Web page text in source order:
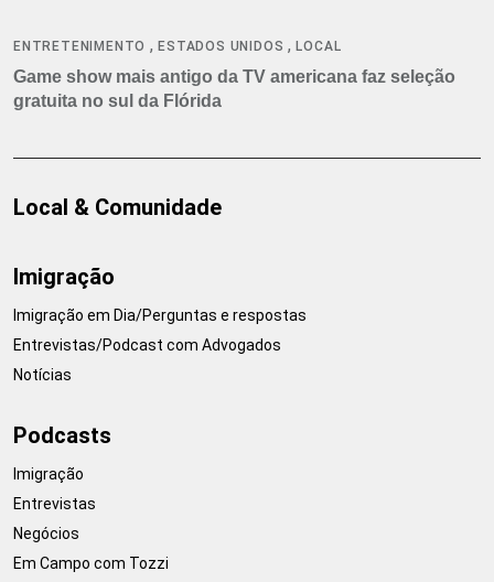
ENTRETENIMENTO ,ESTADOS UNIDOS ,LOCAL
Game show mais antigo da TV americana faz seleção
gratuita no sul da Flórida
Local & Comunidade
Imigração
Imigração em Dia/Perguntas e respostas
Entrevistas/Podcast com Advogados
Notícias
Podcasts
Imigração
Entrevistas
Negócios
Em Campo com Tozzi